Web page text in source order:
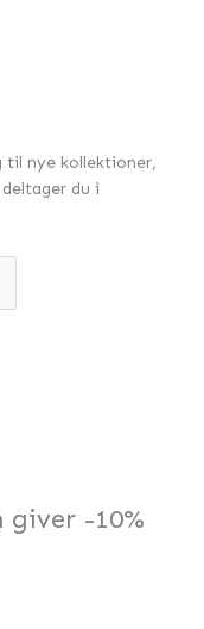
til nye kollektioner,
du i
giver -10%